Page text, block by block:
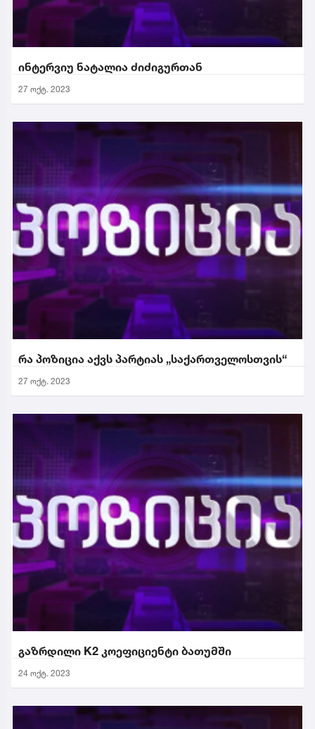
ინტერვიუ ნატალია ძიძიგურთან
27 ოქტ. 2023
რა პოზიცია აქვს პარტიას „საქართველოსთვის“
27 ოქტ. 2023
გაზრდილი K2 კოეფიციენტი ბათუმში
24 ოქტ. 2023